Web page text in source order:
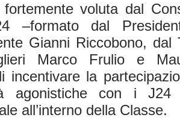
fortemente voluta dal
–formato dal
Gianni Riccobono,
Marco Frulio e
incentivare la
agonistiche con i
all’interno della Classe.